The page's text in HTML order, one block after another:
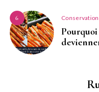
6 Conservation